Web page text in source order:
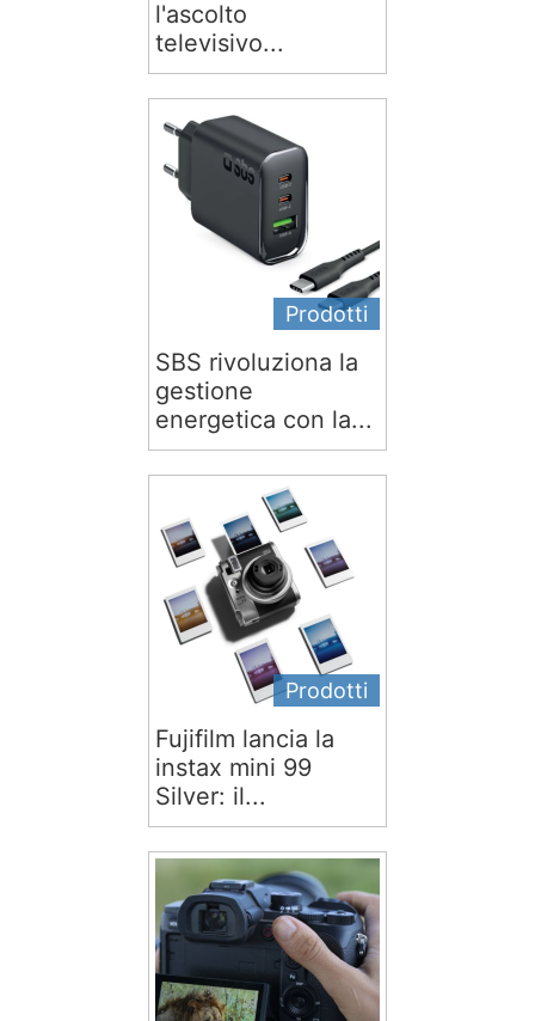
l'ascolto
televisivo...
Prodotti
SBS rivoluziona la
gestione
energetica con la...
Prodotti
Fujifilm lancia la
instax mini 99
Silver: il...